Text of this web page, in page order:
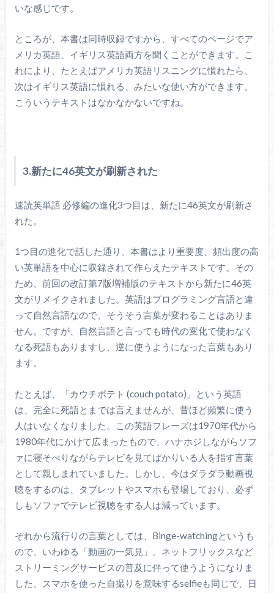
いな感じです。
ところが、本書は同時収録ですから、すべてのページでア
メリカ英語、イギリス英語両方を聞くことができます。こ
れにより、たとえばアメリカ英語リスニングに慣れたら、
次はイギリス英語に慣れる、みたいな使い方ができます。
こういうテキストはなかなかないですね。
3.新たに46英文が刷新された
速読英単語 必修編の進化3つ目は、新たに46英文が刷新さ
れた。
1つ目の進化で話した通り、本書はより重要度、頻出度の高
い英単語を中心に収録されて作らえたテキストです。その
ため、前回の改訂第7版増補版のテキストから新たに46英
文がリメイクされました。英語はプログラミング言語と違
って自然言語なので、そうそう言葉が変わることはありま
せん。ですが、自然言語と言っても時代の変化で使わなく
なる死語もありますし、逆に使うようになった言葉もあり
ます。
たとえば、「カウチポテト (couch potato)」という英語
は、完全に死語とまでは言えませんが、昔ほど頻繁に使う
人はいなくなりました。この英語フレーズは1970年代から
1980年代にかけて広まったもので、ハナホジしながらソフ
ァに寝そべりながらテレビを見てばかりいる人を指す言葉
として親しまれていました。しかし、今はダラダラ動画視
聴をするのは、タブレットやスマホも登場しており、必ず
しもソファでテレビ視聴をする人は減っています。
それから流行りの言葉としては、Binge-watchingというも
ので、いわゆる「動画の一気見」。ネットフリックスなど
ストリーミングサービスの普及に伴って使うようになりま
した。スマホを使った自撮りを意味するselfieも同じで、日